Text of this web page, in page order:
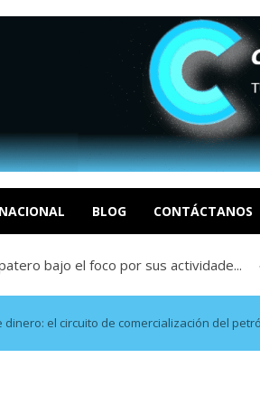
BLOG CONTÁCTANOS
en Venezuela tras finalizar su mis...
fondos para afectados por los terr...
deja un policía muerto AGOSTO 9,
bajo el foco por sus actividade...
las secuelas que deja la prisión ...
en Venezuela tras finalizar su mis...
fondos para afectados por los terr...
deja un policía muerto AGOSTO 9,
el circuito de comercialización del